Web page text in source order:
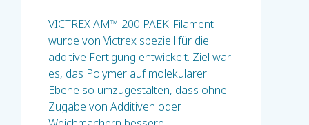
VICTREX AM™ 200 PAEK-Filament
wurde von Victrex speziell für die
additive Fertigung entwickelt. Ziel war
es, das Polymer auf molekularer
Ebene so umzugestalten, dass ohne
Zugabe von Additiven oder